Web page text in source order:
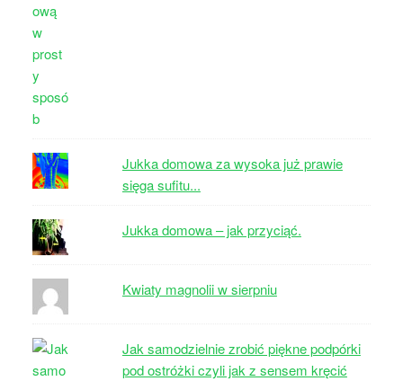
Jukka domowa za wysoka już prawie
sięga sufitu...
Jukka domowa – jak przyciąć.
Kwiaty magnolii w sierpniu
Jak samodzielnie zrobić piękne podpórki
pod ostróżki czyli jak z sensem kręcić